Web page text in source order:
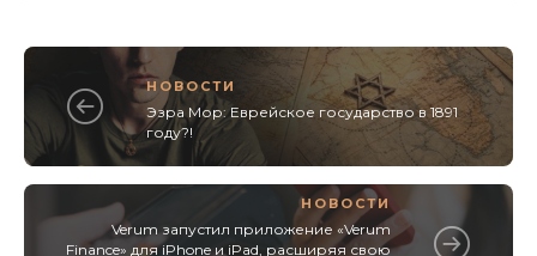
НОВОСТИ
Эзра Мор: Еврейское государство в 1891
году?!
НОВОСТИ
Verum запустил приложение «Verum
Finance» для iPhone и iPad, расширяя свою